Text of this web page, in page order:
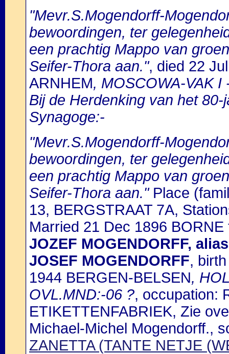
"Mevr.S.Mogendorff-
bewoordingen, ter
een prachtig Mappo van
Seifer-Thora aan.", died 22
ARNHEM, MOSCOWA-VAK I
Bij de Herdenking van het
Synagoge:-
"Mevr.S.Mogendorff-
bewoordingen, ter
een prachtig Mappo van
Seifer-Thora aan."Place
13, BERGSTRAAT 7A,
Married 21 Dec 1896 BORNE
JOZEF MOGENDORFF,
JOSEF MOGENDORFF,
1944 BERGEN-BELSEN,
OVL.MND:-06 ?, occupation:
ETIKETTENFABRIEK, Zie
Michael-Michel Mogendorff.,
ZANETTA (TANTE NETJE